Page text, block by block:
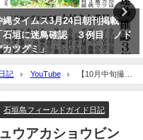
縄タイムス3月24日朝刊掲載
石垣に迷鳥確認 ３例目 ノド
カツグミ」
記 YouTube
【10月中旬撮
Kingfisher
石垣島フィールドガイド日記
ウアカショウビン